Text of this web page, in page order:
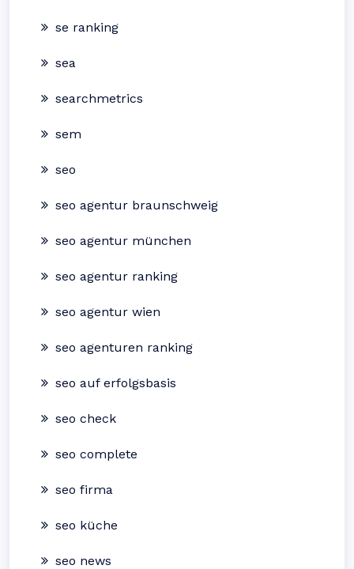
se ranking
sea
searchmetrics
sem
seo
seo agentur braunschweig
seo agentur münchen
seo agentur ranking
seo agentur wien
seo agenturen ranking
seo auf erfolgsbasis
seo check
seo complete
seo firma
seo küche
seo news